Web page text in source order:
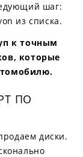
шаг:
из списка.
к точным
которые
ПО
диски.